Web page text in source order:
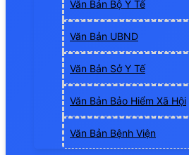
Văn Bản Bộ Y Tế
Văn Bản UBND
Văn Bản Sở Y Tế
Văn Bản Bảo Hiểm Xã Hội
Văn Bản Bệnh Viện